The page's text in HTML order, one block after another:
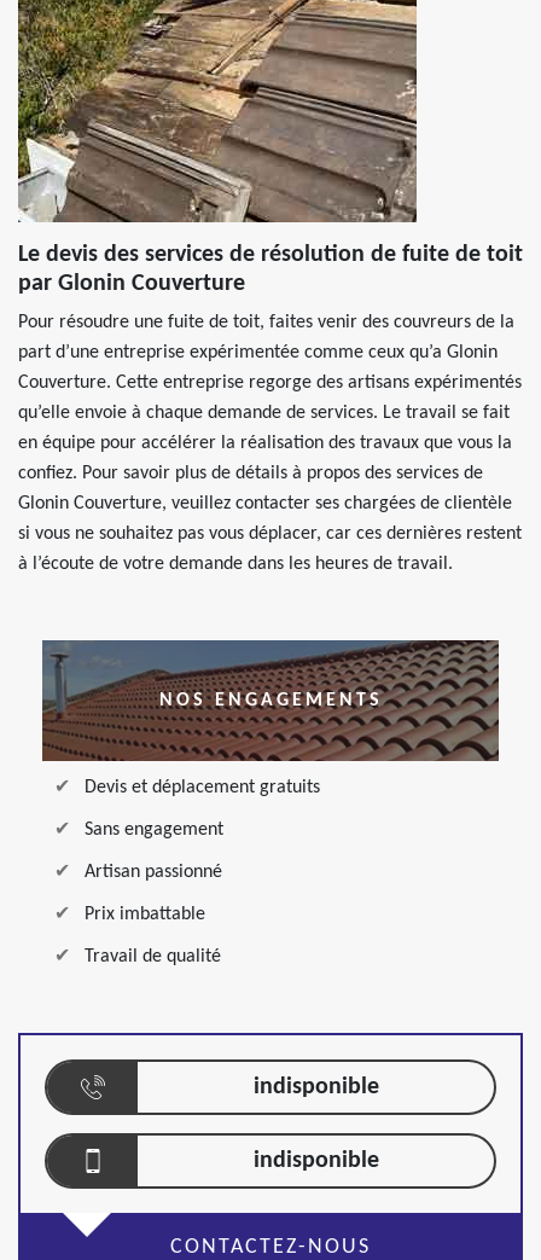
Le devis des services de résolution de fuite de toit
par Glonin Couverture
Pour résoudre une fuite de toit, faites venir des couvreurs de la
part d’une entreprise expérimentée comme ceux qu’a Glonin
Couverture. Cette entreprise regorge des artisans expérimentés
qu’elle envoie à chaque demande de services. Le travail se fait
en équipe pour accélérer la réalisation des travaux que vous la
confiez. Pour savoir plus de détails à propos des services de
Glonin Couverture, veuillez contacter ses chargées de clientèle
si vous ne souhaitez pas vous déplacer, car ces dernières restent
à l’écoute de votre demande dans les heures de travail.
NOS ENGAGEMENTS
Devis et déplacement gratuits
Sans engagement
Artisan passionné
Prix imbattable
Travail de qualité
indisponible
indisponible
CONTACTEZ-NOUS